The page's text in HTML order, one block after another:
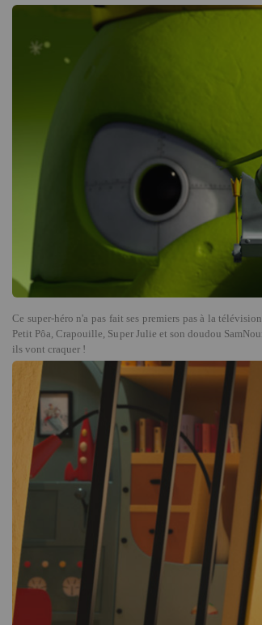
Ce super-héro n'a pas fait ses premiers pas à la
Petit Pôa, Crapouille, Super Julie et son doudou
ils vont craquer !